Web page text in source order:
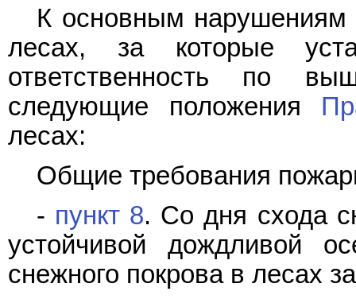
К основным нарушениям
лесах, за которые
ответственность по
следующие положения
лесах:
Общие требования
- пункт 8. Со дня схода
устойчивой дождливой
снежного покрова в лесах